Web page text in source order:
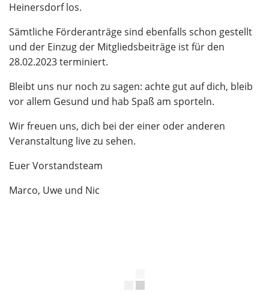
Heinersdorf los.
Sämtliche Förderanträge sind ebenfalls schon gestellt
und der Einzug der Mitgliedsbeiträge ist für den
28.02.2023 terminiert.
Bleibt uns nur noch zu sagen: achte gut auf dich, bleib
vor allem Gesund und hab Spaß am sporteln.
Wir freuen uns, dich bei der einer oder anderen
Veranstaltung live zu sehen.
Euer Vorstandsteam
Marco, Uwe und Nic